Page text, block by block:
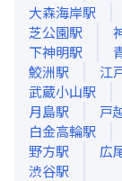
大森海岸駅
芝公園駅
下神明駅
鮫洲駅 江
武蔵小山駅
月島駅 戸
白金高輪駅
野方駅 広
渋谷駅